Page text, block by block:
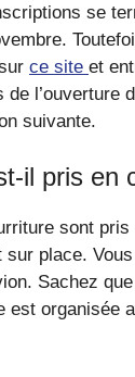
se
ce site et
l’ouverture
suivante.
il pris en
sont pris
place.
Sachez
est organisée